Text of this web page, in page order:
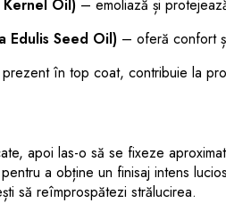
Kernel Oil) – emoliază și
Edulis Seed Oil) – oferă confort
în top coat, contribuie la
apoi las-o să se fixeze
a obține un finisaj intens
să reîmprospătezi strălucirea.